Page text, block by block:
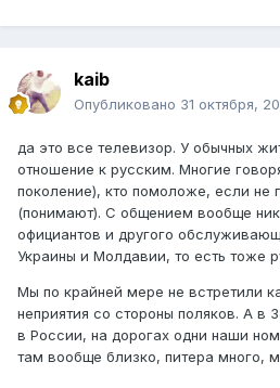
kaib
Опубликовано 31 октября,
да это все телевизор. У обычных
отношение к русским. Многие
поколение), кто помоложе, если не
(понимают). С общением вообще
официантов и другого
Украины и Молдавии, то есть тоже
Мы по крайней мере не встретили
неприятия со стороны поляков. А в
в России, на дорогах одни наши
там вообще близко, питера много,